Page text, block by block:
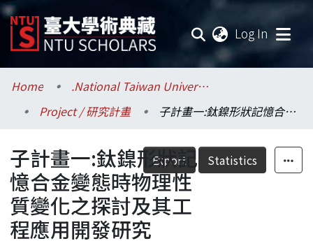
Log In
Communities & Collections
Research Outputs
Fundings & Projects
Researchers
Organizations
Home
.National Taiwan University / 國立臺灣大學
Project / 研究計畫
子計畫一:鈦鎳形狀記憶合金變態時物理性質變化之探討及其工程應用開發研究
Export Statistics
子計畫一:鈦鎳形狀記
憶合金變態時物理性
質變化之探討及其工
程應用開發研究